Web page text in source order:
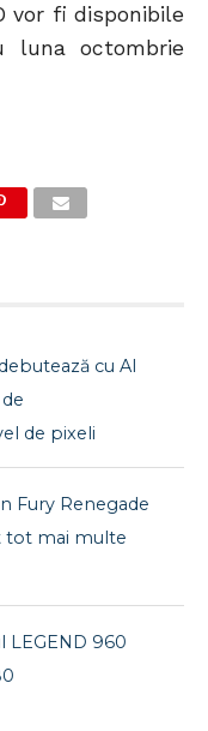
vor fi disponibile
luna octombrie
cu AI
de pixeli
Fury Renegade
tot mai multe
LEGEND 960